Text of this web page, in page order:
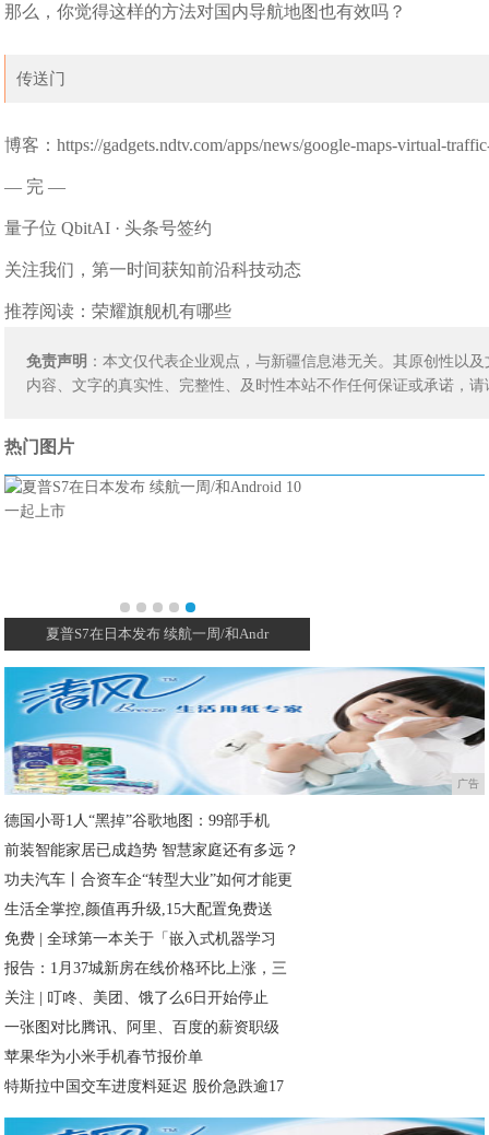
那么，你觉得这样的方法对国内导航地图也有效吗？
传送门
博客：https://gadgets.ndtv.com/apps/news/google-maps-virtual-
— 完 —
量子位 QbitAI · 头条号签约
关注我们，第一时间获知前沿科技动态
推荐阅读：荣耀旗舰机有哪些
免责声明 ：本文仅代表企业观点，与新疆信息港无关。其原创性以
内容、文字的真实性、完整性、及时性本站不作任何保证或承诺，
热门图片
夏普S7在日本发布 续航一周/和Andr
广告
德国小哥1人“黑掉”谷歌地图：99部手机
前装智能家居已成趋势 智慧家庭还有多远？
功夫汽车丨合资车企“转型大业”如何才能更
生活全掌控,颜值再升级,15大配置免费送
免费 | 全球第一本关于「嵌入式机器学习
报告：1月37城新房在线价格环比上涨，三
关注 | 叮咚、美团、饿了么6日开始停止
一张图对比腾讯、阿里、百度的薪资职级
苹果华为小米手机春节报价单
特斯拉中国交车进度料延迟 股价急跌逾17